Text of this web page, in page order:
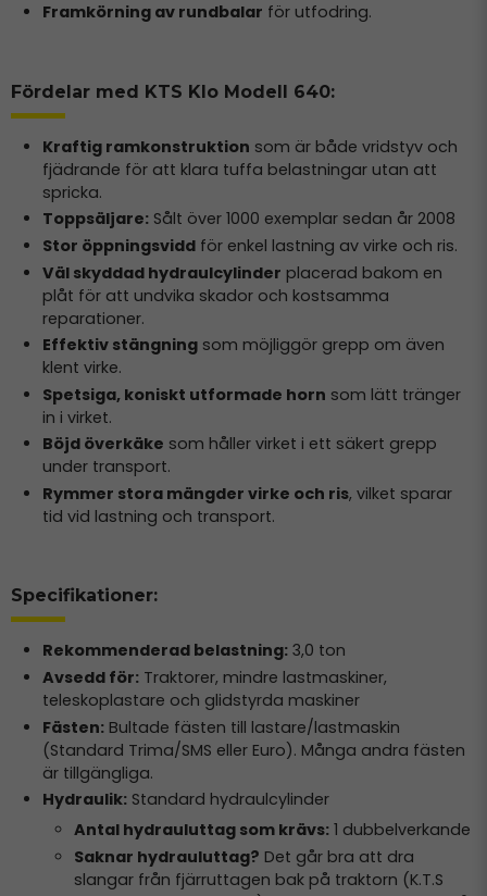
Framkörning av rundbalar för utfodring.
Fördelar med KTS Klo Modell 640:
Kraftig ramkonstruktion som är både vridstyv och
fjädrande för att klara tuffa belastningar utan att
spricka.
Toppsäljare:Sålt över 1000 exemplar sedan år 2008
Stor öppningsviddför enkel lastning av virke och ris.
Väl skyddad hydraulcylinder placerad bakom en
plåt för att undvika skador och kostsamma
reparationer.
Effektiv stängningsom möjliggör grepp om även
klent virke.
Spetsiga, koniskt utformade horn som lätt tränger
in i virket.
Böjd överkäke som håller virket i ett säkert grepp
under transport.
Rymmer stora mängder virke och ris, vilket sparar
tid vid lastning och transport.
Specifikationer:
Rekommenderad belastning:3,0 ton
Avsedd för:Traktorer, mindre lastmaskiner,
teleskoplastare och glidstyrda maskiner
Fästen:Bultade fästen till lastare/lastmaskin
(Standard Trima/SMS eller Euro). Många andra fästen
är tillgängliga.
Hydraulik:Standard hydraulcylinder
Antal hydrauluttag som krävs:1 dubbelverkande
Saknar hydrauluttag? Det går bra att dra
slangar från fjärruttagen bak på traktorn (K.T.S